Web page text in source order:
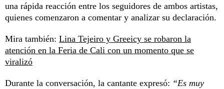
una rápida reacción entre los seguidores de ambos artistas,
quienes comenzaron a comentar y analizar su declaración.
Mira también: Lina Tejeiro y Greeicy se robaron la
atención en la Feria de Cali con un momento que se
viralizó
Durante la conversación, la cantante expresó: “Es muy